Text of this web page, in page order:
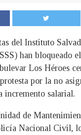
del Instituto
han bloqueado
Los Héroes
por la no
incremento salarial.
de
Nacional Civil,